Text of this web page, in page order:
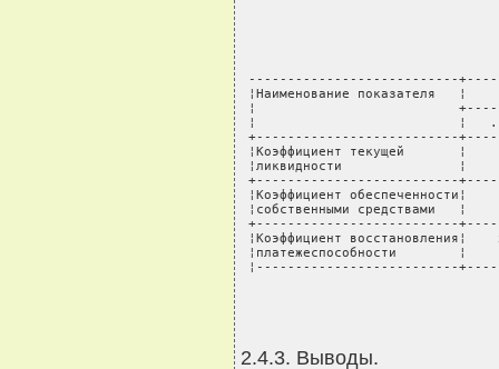
---------------------------
¦Наименование
¦
¦                          ¦
+--------------------------
¦Коэффициент текущей
¦ликвидности
+--------------------------
¦Коэффициент
¦собственными
+--------------------------
¦Коэффициент
¦платежеспособности
¦--------------------------
2.4.3. Выводы.